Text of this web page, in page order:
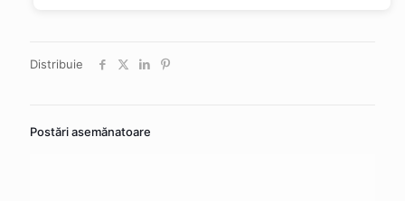
Distribuie
Postări asemănatoare